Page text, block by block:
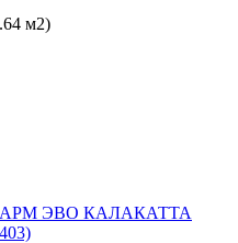
м2)
ШАРМ ЭВО КАЛАКАТТА